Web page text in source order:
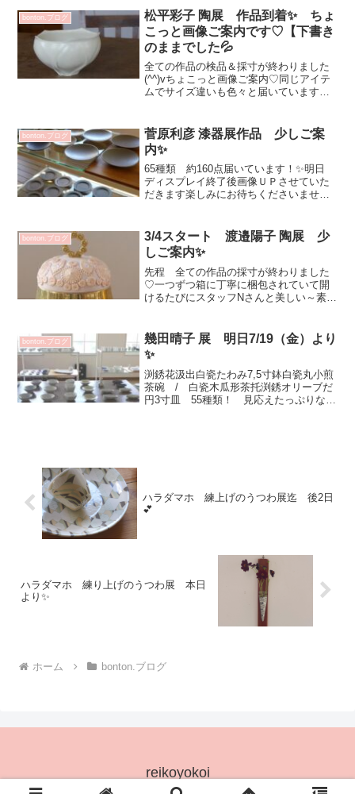
円８．壺 16500円ほぼ 1点ものばかり
の...
bonton.ブログ
松平彩子 陶展 作品到着✨ ちょ
こっと画像ご案内です♡【下書き
のままでした💦
全ての作品の検品＆採寸が終わりました
(^^)vちょこっと画像ご案内♡同じアイテ
ムでサイズ違いも色々と届いています！
です♡花器としてお使いいただいても素
敵だなぁと思うので...
bonton.ブログ
菅原利彦 漆器展作品 少しご案
内✨
65種類 約160点届いています！✨明日
ディスプレイ終了後画像ＵＰさせていた
だきます楽しみにお待ちくださいませ💕
18：00 会期中無休作家在廊日 10...
bonton.ブログ
3/4スタート 渡邉陽子 陶展 少
しご案内✨
先程 全ての作品の採寸が終わりました
♡一つずつ箱に丁寧に梱包されていて開
けるたびにスタッフNさんと美しい～素
自然光で作品ご案内させていただきま
す！本日は すっごく魅力...
bonton.ブログ
幾田晴子 展 明日7/19（金）より
✨
渕銹花汲出白瓷たわみ7,5寸鉢白瓷丸小煎
茶碗 / 白瓷木瓜形茶托渕銹オリーブだ
円3寸皿 55種類！ 見応えたっぷりな個
ハラダマホ 練上げのうつわ展迄 後2日
💕
ハラダマホ 練り上げのうつわ展 本日
より✨
ホーム bonton.ブログ
reikoyokoi